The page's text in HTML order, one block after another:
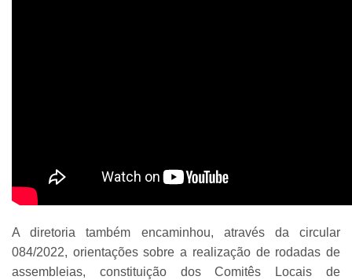
A diretoria também encaminhou, através da circular
084/2022, orientações sobre a realização de rodadas de
assembleias, constituição dos Comitês Locais de